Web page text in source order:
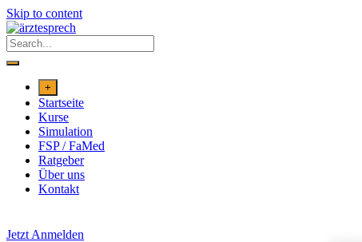
Skip to content
+
Startseite
Kurse
Simulation
FSP / FaMed
Ratgeber
Über uns
Kontakt
Jetzt Anmelden